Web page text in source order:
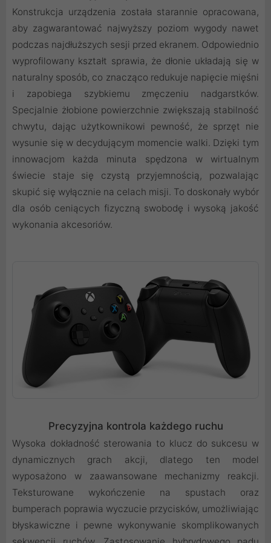
Konstrukcja urządzenia została starannie opracowana,
aby zagwarantować najwyższy poziom wygody nawet
podczas najdłuższych sesji przed ekranem. Odpowiednio
wyprofilowany kształt sprawia, że dłonie układają się w
naturalny sposób, co znacząco redukuje napięcie mięśni
i zapobiega szybkiemu zmęczeniu nadgarstków.
Specjalnie żłobione powierzchnie zwiększają stabilność
chwytu, dając użytkownikowi pewność, że sprzęt nie
wysunie się w decydującym momencie walki. Dzięki tym
innowacjom każda minuta spędzona w wirtualnym
świecie staje się czystą przyjemnością, pozwalając
skupić się wyłącznie na celach misji. To doskonały wybór
dla osób ceniących fizyczną swobodę i wysoką jakość
wykonania akcesoriów.
Precyzyjna kontrola każdego ruchu
Wysoka dokładność sterowania to klucz do sukcesu w
dynamicznych grach akcji, dlatego ten model
wyposażono w zaawansowane mechanizmy reakcji.
Teksturowane wykończenie na spustach oraz
bumperach poprawia wyczucie przycisków, umożliwiając
błyskawiczne i pewne wykonywanie skomplikowanych